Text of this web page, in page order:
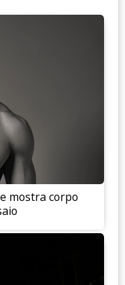
mostra corpo